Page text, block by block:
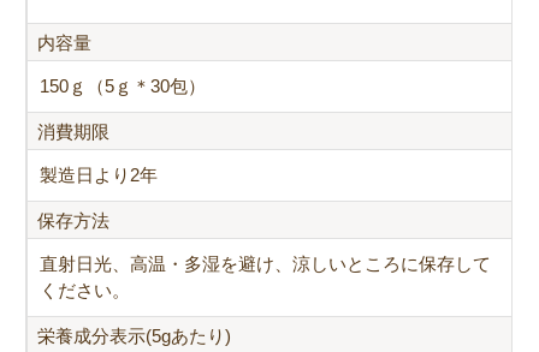
内容量
150ｇ（5ｇ＊30包）
消費期限
製造日より2年
保存方法
直射日光、高温・多湿を避け、涼しいところに保存して
ください。
栄養成分表示(5gあたり)